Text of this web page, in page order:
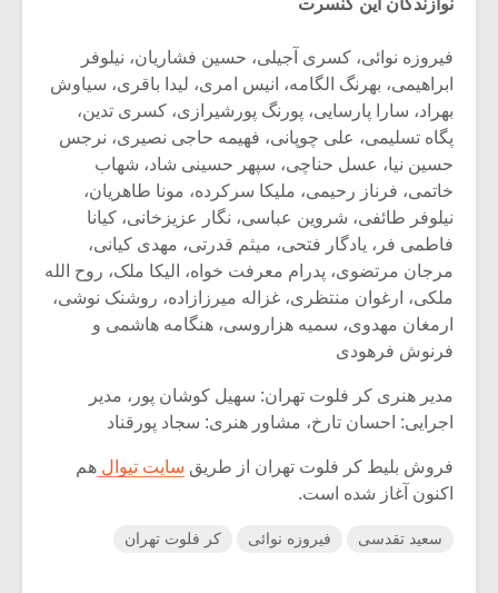
نوازندگان این کنسرت
فیروزه نوائی، کسری آجیلی، حسین فشاریان، نیلوفر
ابراهیمی، بهرنگ الگامه، انیس امری، لیدا باقری، سیاوش
بهراد، سارا پارسایی، پورنگ پورشیرازی، کسری تدین،
پگاه تسلیمی، علی چوپانی، فهیمه حاجی نصیری، نرجس
حسین نیا، عسل حناچی، سپهر حسینی شاد، شهاب
خاتمی، فرناز رحیمی، ملیکا سرکرده، مونا طاهریان،
نیلوفر طائفی، شروین عباسی، نگار عزیزخانی، کیانا
فاطمی فر، یادگار فتحی، میثم قدرتی، مهدی کیانی،
مرجان مرتضوی، پدرام معرفت خواه، الیکا ملک، روح الله
ملکی، ارغوان منتظری، غزاله میرزازاده، روشنک نوشی،
ارمغان مهدوی، سمیه هزاروسی، هنگامه هاشمی و
فرنوش فرهودی
مدیر هنری کر فلوت تهران: سهیل کوشان پور، مدیر
اجرایی: احسان تارخ، مشاور هنری: سجاد پورقناد
فروش بلیط کر فلوت تهران از طریق سایت تیوال هم
اکنون آغاز شده است.
سعید تقدسی فیروزه نوائی کر فلوت تهران